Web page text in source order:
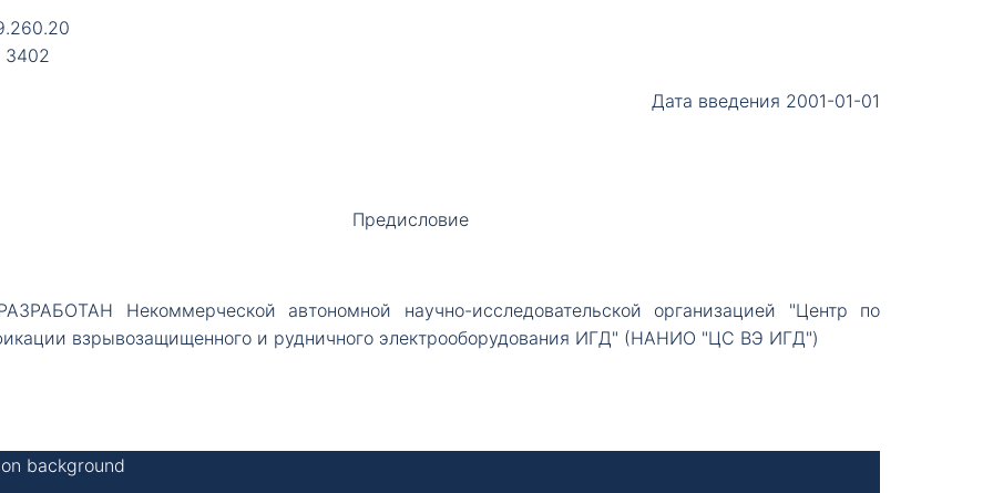
Дата введения 2001-01-01
Предисловие
Некоммерческой автономной научно-исследовательской организацией "Центр по
взрывозащищенного и рудничного электрооборудования ИГД" (НАНИО "ЦС ВЭ ИГД")